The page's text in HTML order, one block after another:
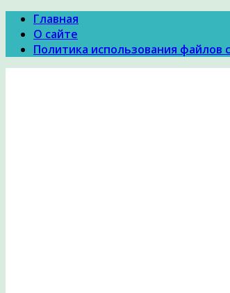
Главная
О сайте
Политика использования файлов